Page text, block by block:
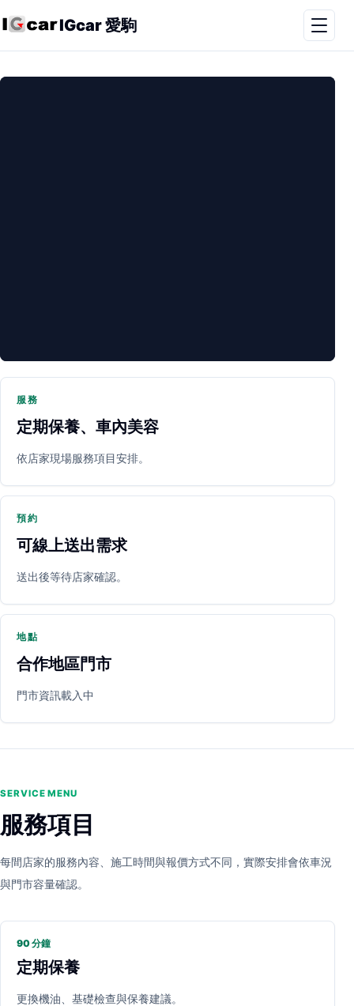
IGcar 愛駒
PARTNER SHOP
立即預約 開啟地圖 其他店家
服務
定期保養、車內美容
依店家現場服務項目安排。
預約
可線上送出需求
送出後等待店家確認。
地點
合作地區門市
門市資訊載入中
SERVICE MENU
服務項目
每間店家的服務內容、施工時間與報價方式不同，實際安排會依車況
與門市容量確認。
90 分鐘
定期保養
更換機油、基礎檢查與保養建議。